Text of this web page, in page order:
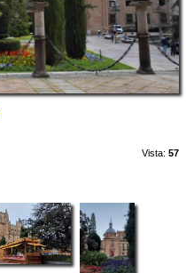
Vista: 57